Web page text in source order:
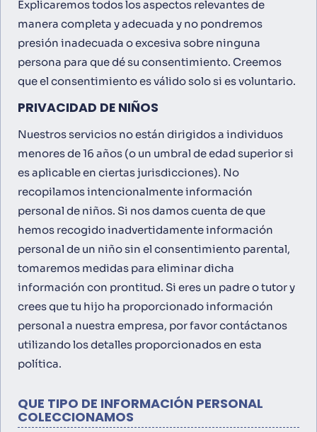
Explicaremos todos los aspectos relevantes de
manera completa y adecuada y no pondremos
presión inadecuada o excesiva sobre ninguna
persona para que dé su consentimiento. Creemos
que el consentimiento es válido solo si es voluntario.
PRIVACIDAD DE NIÑOS
Nuestros servicios no están dirigidos a individuos
menores de 16 años (o un umbral de edad superior si
es aplicable en ciertas jurisdicciones). No
recopilamos intencionalmente información
personal de niños. Si nos damos cuenta de que
hemos recogido inadvertidamente información
personal de un niño sin el consentimiento parental,
tomaremos medidas para eliminar dicha
información con prontitud. Si eres un padre o tutor y
crees que tu hijo ha proporcionado información
personal a nuestra empresa, por favor contáctanos
utilizando los detalles proporcionados en esta
política.
QUE TIPO DE INFORMACIÓN PERSONAL
COLECCIONAMOS